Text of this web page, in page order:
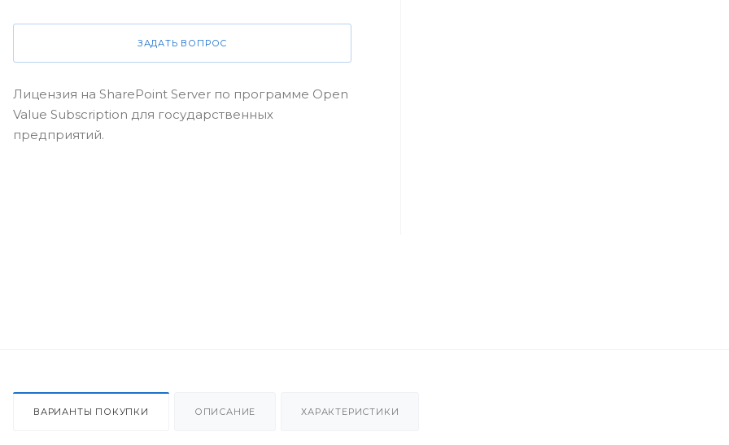
ЗАДАТЬ ВОПРОС
Лицензия на SharePoint Server по программе Open
Value Subscription для государственных
предприятий.
ВАРИАНТЫ ПОКУПКИ ОПИСАНИЕ ХАРАКТЕРИСТИКИ